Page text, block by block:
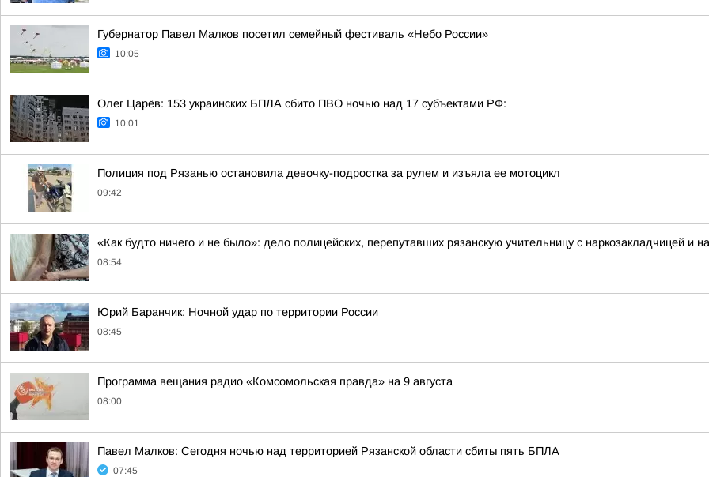
Губернатор Павел Малков посетил семейный фестиваль «Небо России»
10:05
Олег Царёв: 153 украинских БПЛА сбито ПВО ночью над 17 субъектами РФ:
10:01
Полиция под Рязанью остановила девочку-подростка за рулем и изъяла ее мотоцикл
09:42
«Как будто ничего и не было»: дело полицейских, перепутавших рязанскую учительницу с наркозакладчицей и
08:54
Юрий Баранчик: Ночной удар по территории России
08:45
Программа вещания радио «Комсомольская правда» на 9 августа
08:00
Павел Малков: Сегодня ночью над территорией Рязанской области сбиты пять БПЛА
07:45